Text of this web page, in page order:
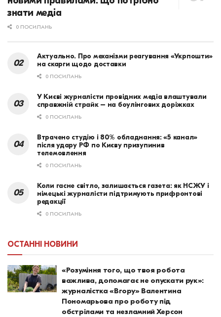
знати медіа
0 ПОСИЛАНЬ
Актуально. Про механізми реагування «Укрпошти»
на скарги щодо доставки
0 ПОСИЛАНЬ
У Києві журналісти провідних медіа влаштували
справжній страйк – на боулінгових доріжках
0 ПОСИЛАНЬ
Втрачено студію і 80% обладнання: «5 канал»
після удару РФ по Києву призупинив
телемовлення
0 ПОСИЛАНЬ
Коли гасне світло, залишається газета: як НСЖУ і
німецькі журналісти підтримують прифронтові
редакції
0 ПОСИЛАНЬ
ОСТАННІ НОВИНИ
«Розуміння того, що твоя робота
важлива, допомагає не опускати рук»:
журналістка «Вгору» Валентина
Пономарьова про роботу під
обстрілами та незламний Херсон